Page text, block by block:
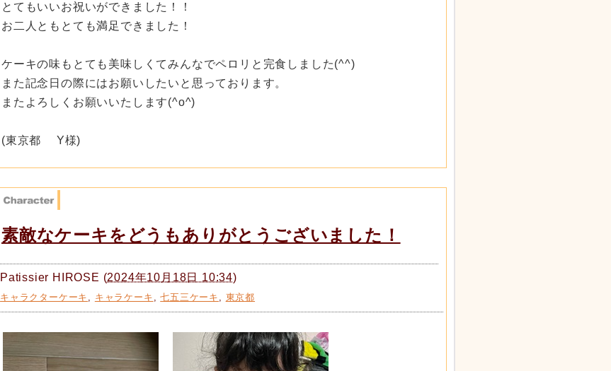
とてもいいお祝いができました！！
お二人ともとても満足できました！
ケーキの味もとても美味しくてみんなでペロリと完食しました(^^)
また記念日の際にはお願いしたいと思っております。
またよろしくお願いいたします(^o^)
(東京都 Y様)
素敵なケーキをどうもありがとうございました！
Patissier HIROSE (2024年10月18日 10:34)
キャラクターケーキ , キャラケーキ ,七五三ケーキ , 東京都